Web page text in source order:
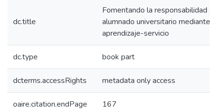
dc.title
Fomentando la responsabilidad
alumnado universitario mediante
aprendizaje-servicio
dc.type book part
dcterms.accessRights metadata only access
oaire.citation.endPage 167